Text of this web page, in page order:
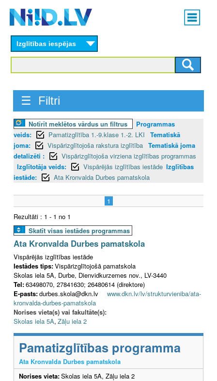
content
Main
menu
Izglītības iespējas
☰ Filtri
Notīrīt meklētos vārdus un filtrus
Programmas
veids:
Pamatizglītība 1.-9.klase 1.-2. LKI
Tematiskā
joma:
Vispārizglītojoša rakstura izglītība Tematiskā joma
detalizēti :
Vispārizglītojoša virziena izglītības programmas
Izglītotāja veids:
Vispārējās izglītības iestāde Izglītības
iestāde:
Ata Kronvalda Durbes pamatskola
1
Rezultāti : 1 - 1 no 1
Skatīt visas iestādes programmas
Ata Kronvalda Durbes pamatskola
Vispārējās izglītības iestāde
Iestādes tips:Vispārizglītojošā pamatskola
Skolas iela 5A, Durbe, Dienvidkurzemes nov., LV-3440
Tel:63498070, 27841630; 26480614 (direktore)
E-pasts:durbes.skola@dkn.lv www.dkn.lv/lv/strukturvieniba/ata-
kronvalda-durbes-pamatskola
Norises vieta(s) vai fakultāte(s):
Skolas iela 5A, Zāļu iela 2
Pamatizglītības programma
Ata Kronvalda Durbes pamatskola
Norises vieta:Skolas iela 5A, Zāļu iela 2